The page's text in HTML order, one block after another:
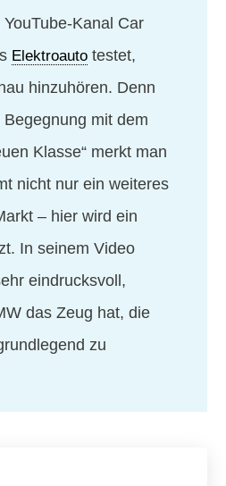
Kanal Car
Elektroauto testet,
hinzuhören. Denn
mit dem
Klasse“ merkt man
nicht nur ein weiteres
– hier wird ein
In seinem Video
eindrucksvoll,
das Zeug hat, die
zu